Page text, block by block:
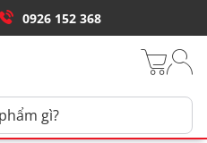
0926 152 368